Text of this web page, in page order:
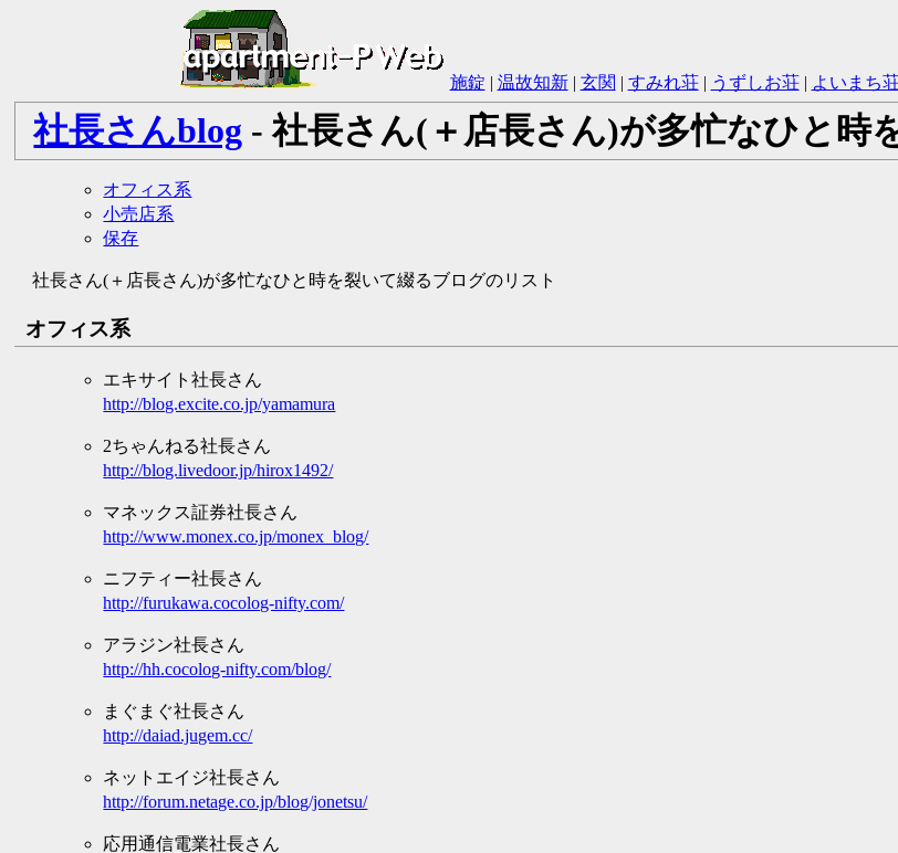
施錠 | 温故知新| 玄関 | すみれ荘| うずしお荘| よいまち
社長さんblog - 社長さん(＋店長さん)が多忙なひと時
オフィス系
小売店系
保存
社長さん(＋店長さん)が多忙なひと時を裂いて綴るブログのリスト
オフィス系
エキサイト社長さん
http://blog.excite.co.jp/yamamura
2ちゃんねる社長さん
http://blog.livedoor.jp/hirox1492/
マネックス証券社長さん
http://www.monex.co.jp/monex_blog/
ニフティー社長さん
http://furukawa.cocolog-nifty.com/
アラジン社長さん
http://hh.cocolog-nifty.com/blog/
まぐまぐ社長さん
http://daiad.jugem.cc/
ネットエイジ社長さん
http://forum.netage.co.jp/blog/jonetsu/
応用通信電業社長さん